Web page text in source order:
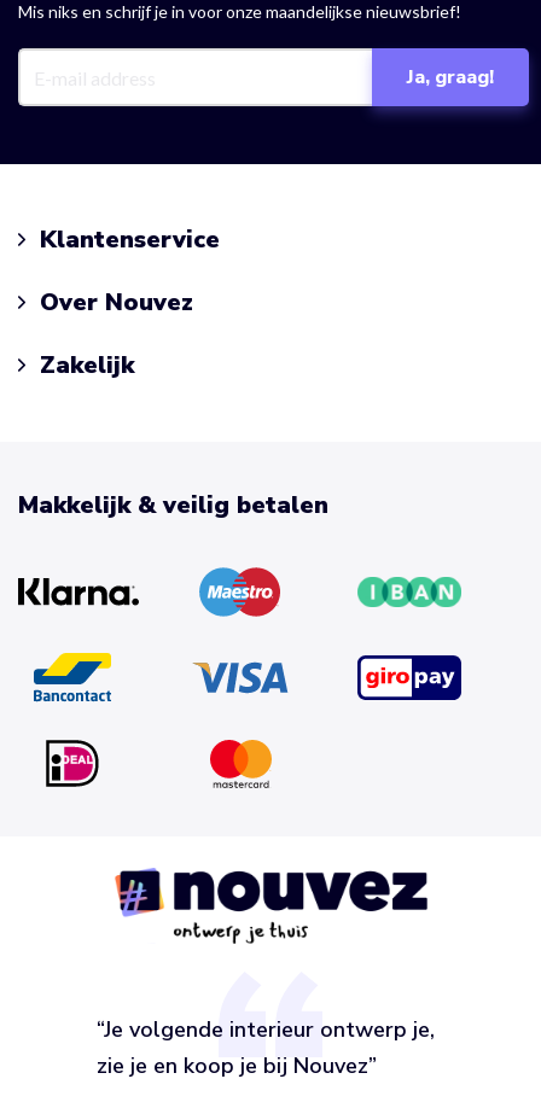
Mis niks en schrijf je in voor onze maandelijkse nieuwsbrief!
Klantenservice
Over Nouvez
Zakelijk
“Je volgende interieur ontwerp je,
zie je en koop je bij Nouvez”
Makkelijk & veilig betalen